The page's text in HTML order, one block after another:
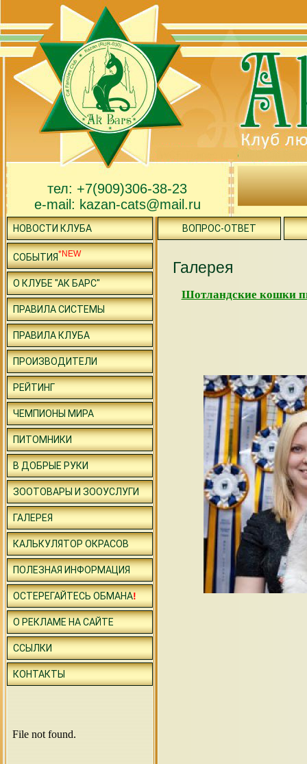
тел: +7(909)306-38-23
e-mail: kazan-cats@mail.ru
НОВОСТИ КЛУБА
СОБЫТИЯ*NEW
О КЛУБЕ "АК БАРС"
ПРАВИЛА СИСТЕМЫ
ПРАВИЛА КЛУБА
ПРОИЗВОДИТЕЛИ
РЕЙТИНГ
ЧЕМПИОНЫ МИРА
ПИТОМНИКИ
В ДОБРЫЕ РУКИ
ЗООТОВАРЫ И ЗООУСЛУГИ
ГАЛЕРЕЯ
КАЛЬКУЛЯТОР ОКРАСОВ
ПОЛЕЗНАЯ ИНФОРМАЦИЯ
ОСТЕРЕГАЙТЕСЬ ОБМАНА!
О РЕКЛАМЕ НА САЙТЕ
ССЫЛКИ
КОНТАКТЫ
ВОПРОС-ОТВЕТ
Галерея
Шотландские кошки